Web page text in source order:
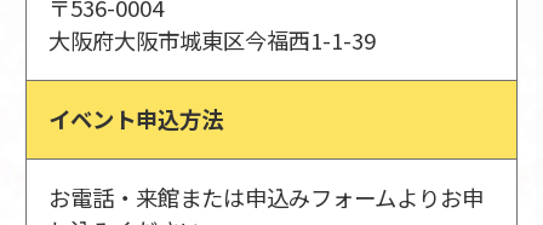
〒536-0004
大阪府大阪市城東区今福西1-1-39
イベント申込方法
お電話・来館または申込みフォームよりお申